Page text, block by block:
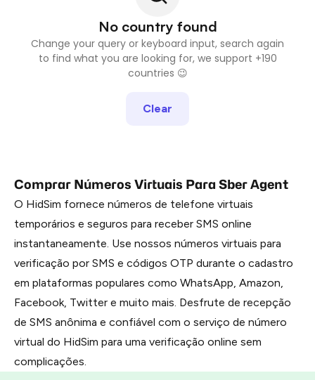
No country found
Change your query or keyboard input, search again
to find what you are looking for, we support +190
countries 😉
Clear
Comprar Números Virtuais Para Sber Agent
O HidSim fornece números de telefone virtuais
temporários e seguros para receber SMS online
instantaneamente. Use nossos números virtuais para
verificação por SMS e códigos OTP durante o cadastro
em plataformas populares como WhatsApp, Amazon,
Facebook, Twitter e muito mais. Desfrute de recepção
de SMS anônima e confiável com o serviço de número
virtual do HidSim para uma verificação online sem
complicações.